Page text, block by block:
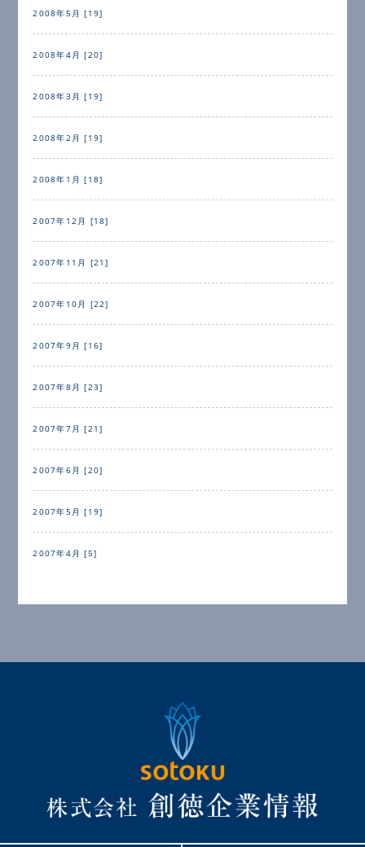
2008年5月 [19]
2008年4月 [20]
2008年3月 [19]
2008年2月 [19]
2008年1月 [18]
2007年12月 [18]
2007年11月 [21]
2007年10月 [22]
2007年9月 [16]
2007年8月 [23]
2007年7月 [21]
2007年6月 [20]
2007年5月 [19]
2007年4月 [5]